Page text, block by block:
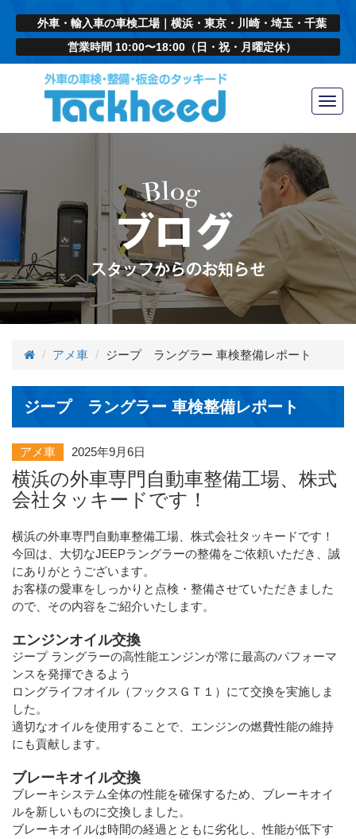
外車・輸入車の車検工場｜横浜・東京・川崎・埼玉・千葉
営業時間 10:00〜18:00（日・祝・月曜定休）
アメ車 ジープ ラングラー 車検整備レポート
ジープ ラングラー 車検整備レポート
アメ車 2025年9月6日
横浜の外車専門自動車整備工場、株式
会社タッキードです！
横浜の外車専門自動車整備工場、株式会社タッキードです！
今回は、大切なJEEPラングラーの整備をご依頼いただき、誠
にありがとうございます。
お客様の愛車をしっかりと点検・整備させていただきました
ので、その内容をご紹介いたします。
エンジンオイル交換
ジープ ラングラーの高性能エンジンが常に最高のパフォーマ
ンスを発揮できるよう
ロングライフオイル（フックスＧＴ１）にて交換を実施しま
した。
適切なオイルを使用することで、エンジンの燃費性能の維持
にも貢献します。
ブレーキオイル交換
ブレーキシステム全体の性能を確保するため、ブレーキオイ
ルを新しいものに交換しました。
ブレーキオイルは時間の経過とともに劣化し、性能が低下す